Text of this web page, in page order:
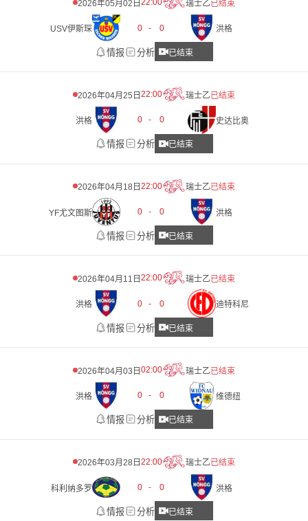
2026年05月02日 22:00 瑞士乙已结束
USV伊斯琛 0 - 0 洪格
情报 分析 已结束
2026年04月25日 22:00 瑞士乙已结束
洪格 0 - 0 史达比奥
情报 分析 已结束
2026年04月18日 22:00 瑞士乙已结束
YF尤文图斯 0 - 0 洪格
情报 分析 已结束
2026年04月11日 22:00 瑞士乙已结束
洪格 0 - 0 迪特科尼
情报 分析 已结束
2026年04月03日 02:00 瑞士乙已结束
洪格 0 - 0 维德纽
情报 分析 已结束
2026年03月28日 22:00 瑞士乙已结束
科利纳多罗 0 - 0 洪格
情报 分析 已结束